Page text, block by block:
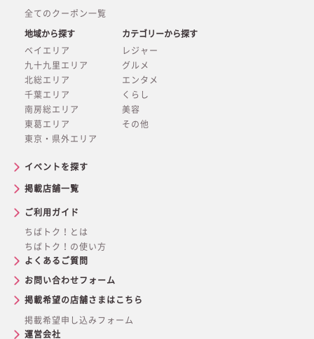
全てのクーポン一覧
地域から探す
ベイエリア
九十九里エリア
北総エリア
千葉エリア
南房総エリア
東葛エリア
東京・県外エリア
カテゴリーから探す
レジャー
グルメ
エンタメ
くらし
美容
その他
イベントを探す
掲載店舗一覧
ご利用ガイド
ちばトク！とは
ちばトク！の使い方
よくあるご質問
お問い合わせフォーム
掲載希望の店舗さまはこちら
掲載希望申し込みフォーム
運営会社